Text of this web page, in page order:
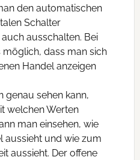
den automatischen
Schalter
ausschalten. Bei
dass man sich
Handel anzeigen
genau sehen kann,
welchen Werten
man einsehen, wie
aussieht und wie zum
aussieht. Der offene